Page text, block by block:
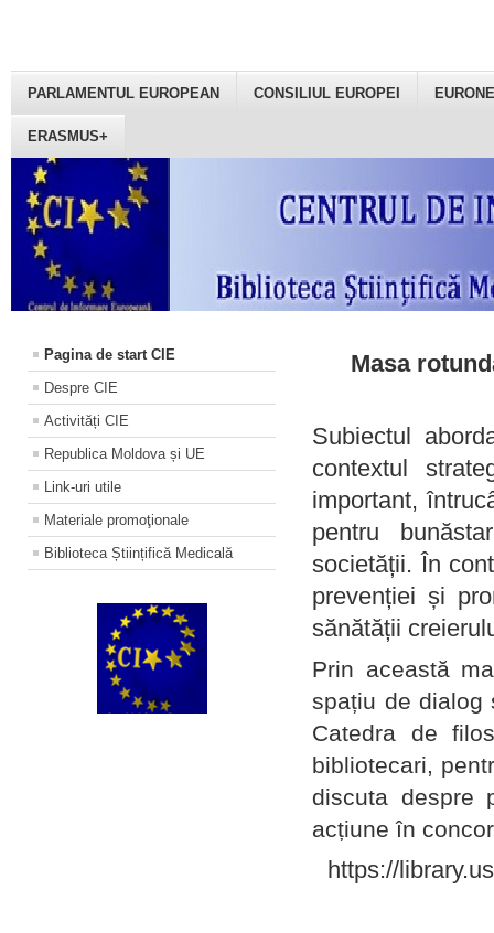
PARLAMENTUL EUROPEAN CONSILIUL EUROPEI
ERASMUS+
Pagina de start CIE
Despre CIE
Activități CIE
Republica Moldova și UE
Link-uri utile
Materiale promoţionale
Biblioteca Științifică Medicală
Masa
Subiectul
contextul
important,
pentru
societății. În
prevenției și
sănătății
Prin această
spațiu de dialog
Catedra de
bibliotecari,
discuta despre
acțiune în
https://